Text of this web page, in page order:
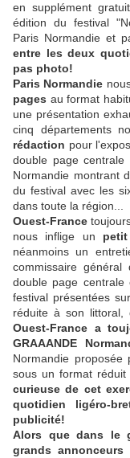
en supplément
édition du festival
Paris Normandie et
entre les deux
pas photo!
Paris Normandie
pages au format
une présentation
cinq départements
rédaction pour
double page
Normandie montrant
du festival avec les
dans toute la région...
Ouest-France
nous inflige un
néanmoins un
commissaire
double page centrale
festival présentées
réduite à son littoral,
Ouest-France a
GRAAANDE
Normandie
sous un format
curieuse de cet
quotidien ligéro-
publicité!
Alors que dans le
grands